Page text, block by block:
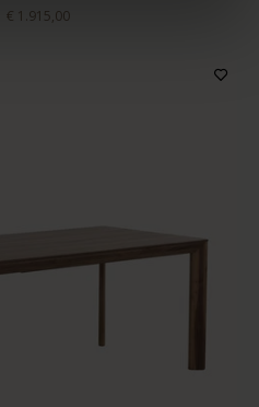
€ 1.915,00